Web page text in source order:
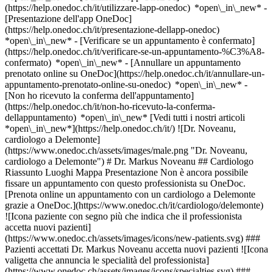
(https://help.onedoc.ch/it/utilizzare-lapp-onedoc) *open\_in\_new* -
[Presentazione dell'app OneDoc]
(https://help.onedoc.ch/it/presentazione-dellapp-onedoc)
*open\_in\_new* - [Verificare se un appuntamento è confermato](https://help.onedoc.ch/it/verificare-se-un-appuntamento-%C3%A8-confermato) *open\_in\_new* - [Annullare un appuntamento prenotato online su OneDoc](https://help.onedoc.ch/it/annullare-un-appuntamento-prenotato-online-su-onedoc) *open\_in\_new* - [Non ho ricevuto la conferma dell'appuntamento](https://help.onedoc.ch/it/non-ho-ricevuto-la-conferma-dellappuntamento) *open\_in\_new* [Vedi tutti i nostri articoli *open\_in\_new*](https://help.onedoc.ch/it/) ![Dr. Noveanu, cardiologo a Delemonte](https://www.onedoc.ch/assets/images/male.png "Dr. Noveanu, cardiologo a Delemonte") # Dr. Markus Noveanu ## Cardiologo Riassunto Luoghi Mappa Presentazione Non è ancora possibile fissare un appuntamento con questo professionista su OneDoc.[Prenota online un appuntamento con un cardiologo a Delemonte grazie a OneDoc.](https://www.onedoc.ch/it/cardiologo/delemonte) ![Icona paziente con segno più che indica che il professionista accetta nuovi pazienti](https://www.onedoc.ch/assets/images/icons/new-patients.svg) ### Pazienti accettati Dr. Markus Noveanu accetta nuovi pazienti ![Icona valigetta che annuncia le specialità del professionista](https://www.onedoc.ch/assets/images/icons/specialties.svg) ### Specialità Cardiologia Medicina interna generale ![Icona dell’edificio che annuncia tutte le sedi in cui il professionista sanitario esercita](https://www.onedoc.ch/assets/images/icons/locations.svg) ### Luogo di consultazione [Kardiologische Gemeinschaftspraxis KGP a Bienna](https://www.onedoc.ch/it/cardiologo/bienna/p6l8/dr-markus-noveanu) Hôpital régional Delémont - Cardiologie a Delemonte ![Segnaposto che annuncia la mappa e le informazioni di accesso dello studio](https://www.onedoc.ch/assets/images/icons/map.svg) ### Mappa e informazioni pratiche #### [Hôpital régional Delémont - Cardiologie](https://www.onedoc.ch/it/ospedale/delemonte/ezit/hopital-regional-delemont-cardiologie) Faubourg des Capucins 30 2800 Delemonte ![Icona documento che annuncia la presentazione dello studio](https://www.onedoc.ch/assets/images/icons/presentation.svg) ### Presentazione Dr. Noveanu, __cardiologo a Delemonte__, vi accoglie in Faubourg des Capucins 30. Dr. Noveanu pratica la __cardiologia a Delemonte__. Per ulteriori informazioni e per fissare un appuntamento, chiama il [032 421 21 21](tel:+41324212121). * * * #### Lingue parlate tedesco ![Icona nuvoletta che annuncia la sezione FAQ](https://www.onedoc.ch/assets/images/icons/faq.svg) ### FAQ *expand\_more* *keyboard\_arrow\_right* ## Quali sono gli indirizzi di Dr. Markus Noveanu? Dr. Markus Noveanu riceve i pazienti agli indirizzi seguenti: - #### [Kardiologische Gemeinschaftspraxis KGP](https://www.onedoc.ch/it/studio-medico-associato/bienna/esbe/kardiologische-gemeinschaftspraxis-kgp) Unionsgasse 14 2502 Bienna - #### [Hôpital régional Delémont - Cardiologie](https://www.onedoc.ch/it/ospedale/delemonte/ezit/hopital-regional-delemont-cardiologie) Faubourg des Capucins 30 2800 Delemonte * * * *keyboard\_arrow\_right* ## Quali sono le lingue parlate da Dr. Markus Noveanu? Dr. Markus Noveanu propone delle consultazioni in tedesco. * * * *keyboard\_arrow\_right* ## Quali sono i numeri di telefono di Dr. Markus Noveanu? I numeri di telefono di Dr. Markus Noveanu sono: - Kardiologische Gemeinschaftspraxis KGP: [032 344 46 76](tel:+41323444676) - Hôpital régional Delémont - Cardiologie: [032 421 21 21](tel:+41324212121) * * * *keyboard\_arrow\_right* ## Quali sono le specialità di Dr. Markus Noveanu? Dr. Markus Noveanu pratica [cardiologia](https://www.onedoc.ch/it/cardiologo/delemonte) e [medicina interna generale](https://www.onedoc.ch/it/specialista-in-medicina-interna-generale/delemonte) a Delemonte. 1. [OneDoc](https://www.onedoc.ch/it/)/ 2. [Cardiologo](https://www.onedoc.ch/it/cardiologo)/ 3. [Cantone Giura](https://www.onedoc.ch/it/cardiologo/cantone-giura)/ 4. [Delemonte](https://www.onedoc.ch/it/cardiologo/delemonte)/ 5. Dr. Markus Noveanu [*edit*Aggiorna queste informazioni o elimina il mio profilo](mailto:support@onedoc.ch?subject=Aggiornamento%20del%20profilo%20-%20Dr.%20Markus%20Noveanu%20-%20%23126986) ### Sei Dr. Markus Noveanu? Prendi il controllo del tuo profilo OneDoc! Ottimizza la gestione del tuo studio medico con la nostra soluzione di prenotazione online: *call\_received*Riduci le assenze grazie agli SMS di promemoria inviati automaticamente. *access\_time*Semplifica la gestione del tuo studio e risparmia tempo amministrativo. *visibility*Offri la prenotazione online, un servizio apprezzato dai tuoi pazienti. *thumb\_up*Aumenta la tua visibilità grazie al principale sito di prenotazione medica in Svizzera. [Scopri OneDoc Pro](https://info.onedoc.ch/it/) ### Scarica l'app OneDoc Prenota un appuntamento online con un medico, dentista o terapeuta vicino a te in Svizzera. L'app OneDoc ti consente di gestire tutti i tuoi appuntamenti medici dal tuo cellulare, ovunque e in qualsiasi momento. ![Codice QR che rimanda all’App Store o a Google Play per scaricare l’app OneDoc Pazienti](https://www.onedoc.ch/assets/images/download-app-qr.jpeg) Scansiona il codice QR per scaricare l'app [![Scarica la nostra applicazione su App Store!](https://www.onedoc.ch/assets/images/app-store-badge-it.svg)](https://apps.apple.com/ch/app/onedoc/id1592376413?l=fr)[![Scarica la nostra app su Google Play Store!](https://www.onedoc.ch/assets/images/google-play-badge-it.png)](https://play.google.com/store/apps/details?id=ch.onedoc.patient&hl=fr-CH) *keyboard\_arrow\_right* ## Specialità correlate [Cardiologo a Bienna](https://www.onedoc.ch/it/cardiologo/bienna)[Specialista in medicina interna generale a Berna](https://www.onedoc.ch/it/specialista-in-medicina-interna-generale/berna)[Specialista in medicina interna generale a Basilea](https://www.onedoc.ch/it/specialista-in-medicina-interna-generale/basilea)[Specialista in medicina interna generale a Liestal](https://www.onedoc.ch/it/specialista-in-medicina-interna-generale/liestal)[Specialista in medicina interna generale a Lyss](https://www.onedoc.ch/it/specialista-in-medicina-interna-generale/lyss)[Specialista in medicina interna generale a Bienna](https://www.onedoc.ch/it/specialista-in-medicina-interna-generale/bienna)[Specialista in medicina interna generale a Ostermundigen](https://www.onedoc.ch/it/specialista-in-medicina-interna-generale/ostermundigen)[Specialista in medicina interna generale a Binningen](https://www.onedoc.ch/it/specialista-in-medicina-interna-generale/binningen)[Specialista in medicina interna generale a Pratteln](https://www.onedoc.ch/it/specialista-in-medicina-interna-generale/pratteln)[Specialista in medicina interna generale a Sissach](https://www.onedoc.ch/it/specialista-in-medicina-interna-generale/sissach)[Specialista in medicina interna generale a Bettlach](https://www.onedoc.ch/it/specialista-in-medicina-interna-generale/bettlach)[Specialista in medicina interna generale a Kaiseraugst](https://www.onedoc.ch/it/specialista-in-medicina-interna-generale/kaiseraugst)[Specialista in medicina interna generale a Courtelary](https://www.onedoc.ch/it/specialista-in-medicina-interna-generale/courtelary)[Specialista in medicina interna generale a Vechigen](https://www.onedoc.ch/it/specialista-in-medicina-interna-generale/vechigen)[Specialista in medicina interna generale a Charmey](https://www.onedoc.ch/it/specialista-in-medicina-interna-generale/charmey)[Specialista in medicina interna generale a Bätterkinden](https://www.onedoc.ch/it/specialista-in-medicina-interna-generale/batterkinden)[Specialista in medicina interna generale a Olten](https://www.onedoc.ch/it/specialista-in-medicina-interna-generale/olten)[Specialista in medicina interna generale a Soletta](https://www.onedoc.ch/it/specialista-in-medicina-interna-generale/soletta)[Specialista in medicina interna generale a Nidau](https://www.onedoc.ch/it/specialista-in-medicina-interna-generale/nidau)[Specialista in medicina interna generale a Rüdtligen](https://www.onedoc.ch/it/specialista-in-medicina-interna-generale/rudtligen)[Specialista in medicina interna generale a Sugiez](https://www.onedoc.ch/it/specialista-in-medicina-interna-generale/sugiez) *keyboard\_arrow\_right* ## Ricerche frequenti [Fisioterapista a Basilea](https://www.onedoc.ch/it/fisioterapista/basilea)[Medico generico a Berna](https://www.onedoc.ch/it/medico-generico/berna)[OB-GYN (ostetrico-ginecologo) a Berna](https://www.onedoc.ch/it/ob-gyn-ostetrico-ginecologo/berna)[Fisioterapista a Berna](https://www.onedoc.ch/it/fisioterapista/berna)[Oculista a Berna](https://www.onedoc.ch/it/oculista/berna)[Specialista in medicina interna generale a Berna](https://www.onedoc.ch/it/specialista-in-medicina-interna-generale/berna)[Specialista in medicina interna generale a Basilea](https://www.onedoc.ch/it/specialista-in-medicina-interna-generale/basilea)[Medico generico a Basilea](https://www.onedoc.ch/it/medico-generico/basilea)[Chirurgo ortopedico a Berna](https://www.onedoc.ch/it/chirurgo-ortopedico/berna)[Terapista in massaggio medico a Berna](https://www.onedoc.ch/it/terapista-in-massaggio-medico/berna)[Dentista a Berna](https://www.onedoc.ch/it/dentista/berna)[Centro vaccinale a Basilea](https://www.onedoc.ch/it/centro-vaccinale/basilea)[Igienista dentale a Berna](https://www.onedoc.ch/it/igienista-dentale/berna)[Massaggiatore classico a Berna](https://www.onedoc.ch/it/massaggiatore-classico/berna)[Dermatologo a Basilea](https://www.onedoc.ch/it/dermatologo/basilea)[Prestazioni sanitarie in farmacia a Basilea](https://www.onedoc.ch/it/prestazioni-sanitarie-in-farmacia/basilea)[Naturopata MCO/TEN a Berna](https://www.onedoc.ch/it/naturopata-mco-ten/berna)[OB-GYN (ostetrico-ginecologo) a Basilea](https://www.onedoc.ch/it/ob-gyn-ostetrico-ginecologo/basilea)[Chiropratico a Berna](https://www.onedoc.ch/it/chiropratico/berna)[Urologo a Basilea](https://www.onedoc.ch